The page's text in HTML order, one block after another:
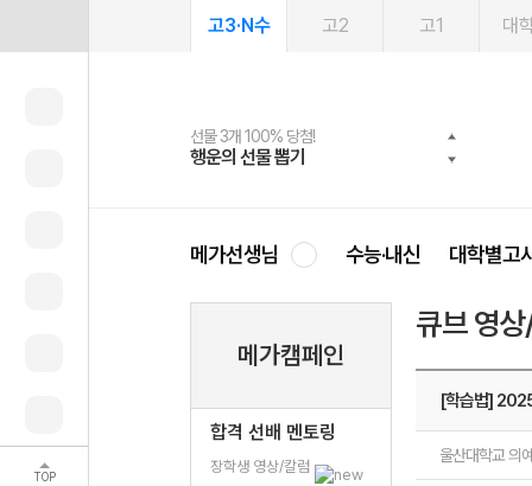
TOP
고3·N수 고2 고1 대
선물 3개 100% 당첨!
행운의 선물 뽑기
선물 100% 증정!
메가스터디 X 올리브
여름방학 스터디 캐시백
메가런 썸머스쿨
2027 러셀 단과
강사 공개선발
스마트러닝앱
설문 EVENT
메가패스
3일 무료 체험권
메가패스 수강생 무료혜택!
메가클럽 멤버십
사회공헌 캠페인
희망이룸 메가나눔
메가선생님 수능·내신 대학별고
메가캠페인
합격 선배 멘토링
장학생 영상/칼럼
큐브 영
[학습법]
울산대학교 의